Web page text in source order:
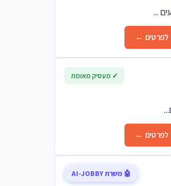
...
לפרטים ←
לפרטים ←
✓ מעסיק מאומת
🤖 משרת AI-JOBBY